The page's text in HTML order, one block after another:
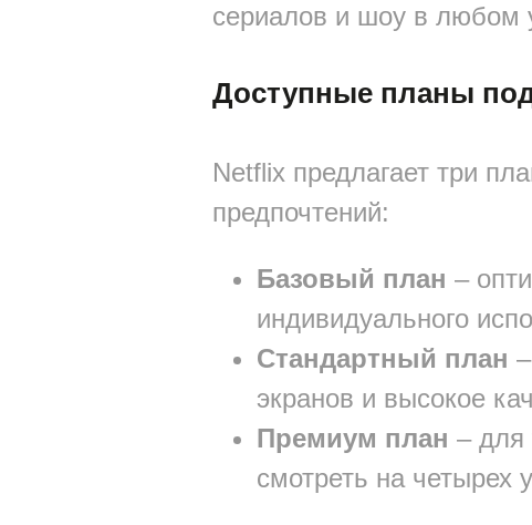
сериалов и шоу в любом
Доступные планы
Netflix предлагает три
предпочтений:
Базовый план –
индивидуального
Стандартный план
экранов и высокое
Премиум план – для
смотреть на четырех